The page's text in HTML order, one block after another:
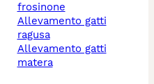
frosinone
allevamento gatti
ragusa
allevamento gatti
matera